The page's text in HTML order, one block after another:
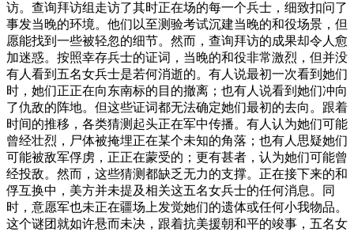
访。查询拜访组走访了其时正在场的每一个兵士，细致扣问了
事发当晚的环境。他们以至测验考试沉建当晚的和役场景，但
愿能找到一些被轻忽的细节。然而，查询拜访的成果却令人愈
加迷惑。按照幸存兵士的证词，当晚的和役非常激烈，但并没
有人看到五名女兵士是若何消逝的。有人说最初一次看到她们
时，她们正正在向东南标的目的撤离；也有人说看到她们冲向
了仇敌的阵地。但这些证词都无法确定她们最初的去向。跟着
时间的推移，各类猜测起头正在军中传播。有人认为她们可能
曾经壮烈，尸体被掩埋正在某个未知的角落；也有人思疑她们
可能被敌军俘虏，正正在蒙受的；更有甚者，认为她们可能曾
经投敌。然而，这些猜测都缺乏无力的支撑。正在接下来的和
俘互换中，美方并未提及相关这五名女兵士的任何消息。同
时，意愿军也未正在疆场上发觉她们的遗体或任何小我物品。
这个谜团就如许悬而未决，跟着抗美援朝和平的竣事，五名女